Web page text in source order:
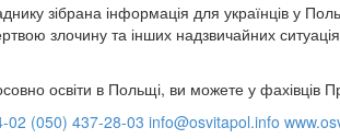
зібрана інформація для українців у
злочину та інших надзвичайних
освіти в Польщі, ви можете у
02 (050) 437-28-03 info@osvitapol.info